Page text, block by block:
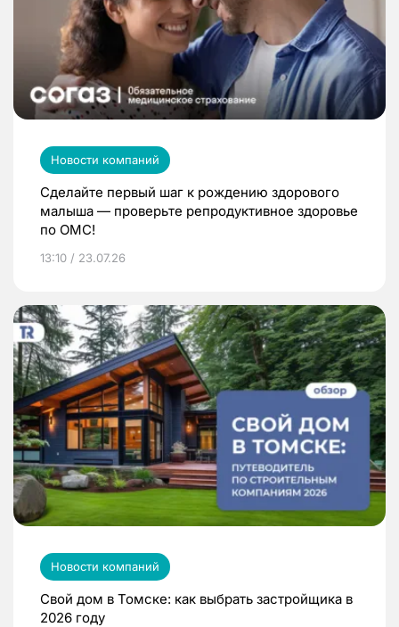
Новости компаний
Сделайте первый шаг к рождению здорового
малыша — проверьте репродуктивное здоровье
по ОМС!
13:10 / 23.07.26
Новости компаний
Свой дом в Томске: как выбрать застройщика в
2026 году